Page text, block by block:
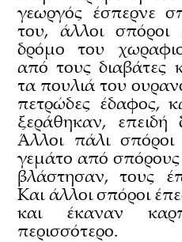
γεωργός έσπερνε
του, άλλοι
δρόμο του
από τους διαβάτες
τα πουλιά του
πετρώδες έδαφος,
ξεράθηκαν, επειδή
Άλλοι πάλι
γεμάτο από
βλάστησαν, τους
Και άλλοι σπόροι
και έκαναν
περισσότερο.